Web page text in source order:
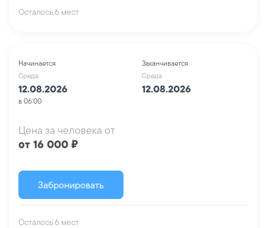
Осталось 6 мест
Начинается
Среда
12.08.2026
в 06:00
Заканчивается
Среда
12.08.2026
Цена за человека от
от 16 000 ₽
Забронировать
Осталось 6 мест